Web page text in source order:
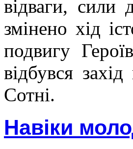
відваги, сили
змінено хід
подвигу
відбувся
Сотні.
Навіки